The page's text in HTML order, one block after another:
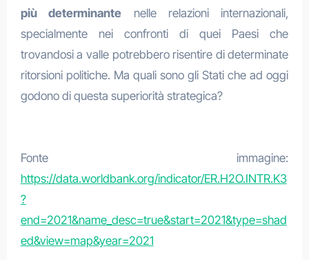
più determinante nelle relazioni internazionali,
specialmente nei confronti di quei Paesi che
trovandosi a valle potrebbero risentire di determinate
ritorsioni politiche. Ma quali sono gli Stati che ad oggi
godono di questa superiorità strategica?
Fonte immagine:
https://data.worldbank.org/indicator/ER.H2O.INTR.K3
?
end=2021&name_desc=true&start=2021&type=shad
ed&view=map&year=2021